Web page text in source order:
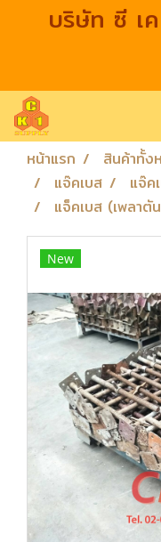
บริษัท ซี เ
หน้าแรก สินค้าทั้ง
แจ๊คเบส
แจ๊ค
แจ็คเบส (เพลา
New